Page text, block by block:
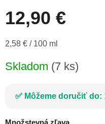
12,90 €
Jednotková
2,58 € / 100 ml
Skladom (7 ks)
Môžeme doručiť do:
Množstevná zľava